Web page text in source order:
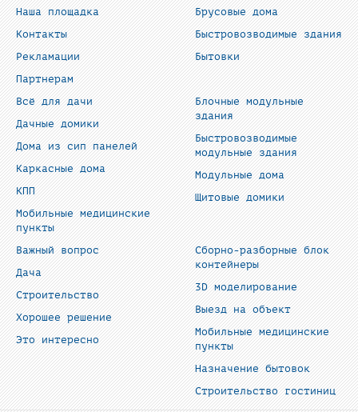
Наша площадка
Контакты
Рекламации
Партнерам
Брусовые дома
Быстровозводимые здания
Бытовки
Всё для дачи
Дачные домики
Дома из сип панелей
Каркасные дома
КПП
Мобильные медицинские
пункты
Блочные модульные
здания
Быстровозводимые
модульные здания
Модульные дома
Щитовые домики
Важный вопрос
Дача
Строительство
Хорошее решение
Это интересно
Сборно-разборные блок
контейнеры
3D моделирование
Выезд на объект
Мобильные медицинские
пункты
Назначение бытовок
Строительство гостиниц